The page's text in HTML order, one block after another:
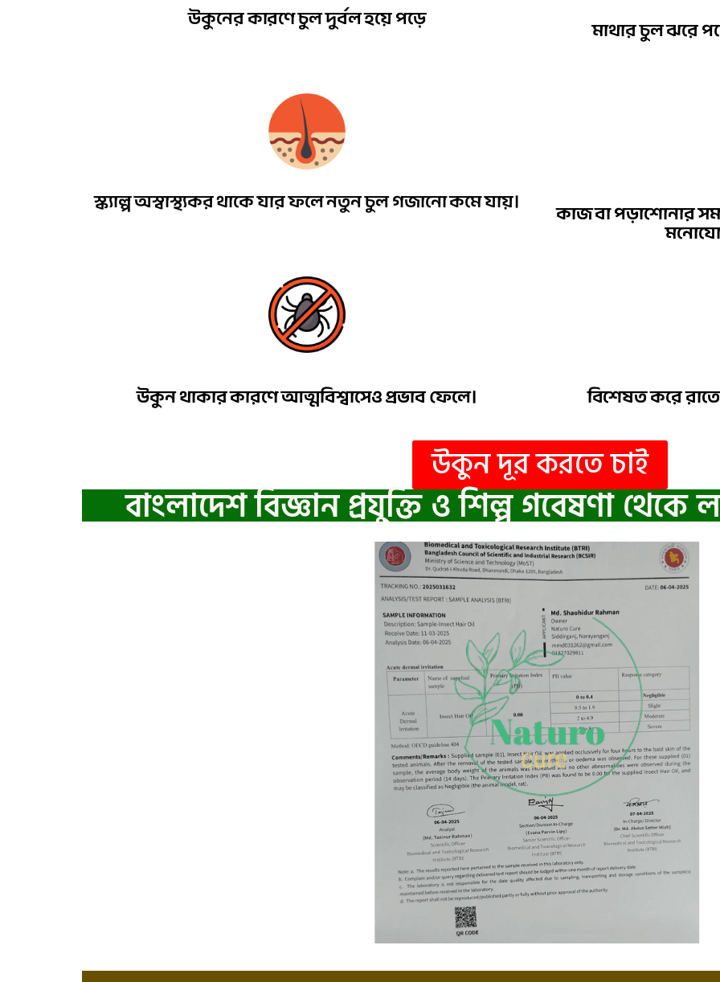
উকুনের কারণে চুল দুর্বল হয়ে পড়ে মাথার চুল ঝরে
স্ক্যাল্প অস্বাস্থ্যকর থাকে যার ফলে নতুন চুল গজানো কমে যায়। কাজ বা পড়াশোনার
উকুন থাকার কারণে আত্মবিশ্বাসেও প্রভাব ফেলে। বিশেষত করে
উকুন দূর করতে চাই
বাংলাদেশ বিজ্ঞান প্রযুক্তি ও শিল্প গবেষণা থেকে